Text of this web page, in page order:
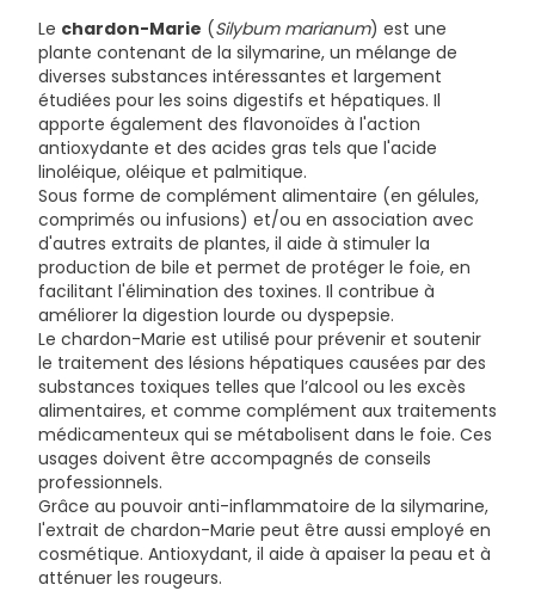
agglomérants : dioxyde de silicium, stéarate de
magnésium ; agents d'enrobage :
hydroxypropylméthylcellulose.
Le chardon-Marie (Silybum marianum) est une
plante contenant de la silymarine, un mélange de
diverses substances intéressantes et largement
étudiées pour les soins digestifs et hépatiques. Il
apporte également des flavonoïdes à l'action
antioxydante et des acides gras tels que l'acide
linoléique, oléique et palmitique.
Sous forme de complément alimentaire (en gélules,
comprimés ou infusions) et/ou en association avec
d'autres extraits de plantes, il aide à stimuler la
production de bile et permet de protéger le foie, en
facilitant l'élimination des toxines. Il contribue à
améliorer la digestion lourde ou dyspepsie.
Le chardon-Marie est utilisé pour prévenir et soutenir
le traitement des lésions hépatiques causées par des
substances toxiques telles que l’alcool ou les excès
alimentaires, et comme complément aux traitements
médicamenteux qui se métabolisent dans le foie. Ces
usages doivent être accompagnés de conseils
professionnels.
Grâce au pouvoir anti-inflammatoire de la silymarine,
l'extrait de chardon-Marie peut être aussi employé en
cosmétique. Antioxydant, il aide à apaiser la peau et à
atténuer les rougeurs.